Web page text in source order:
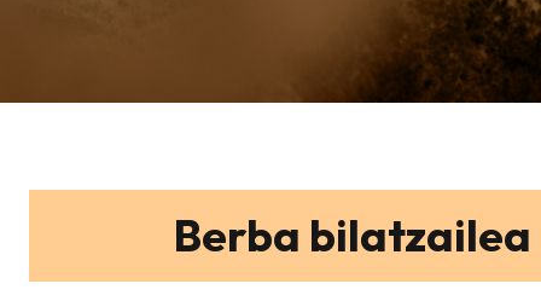
Berba bilatzailea